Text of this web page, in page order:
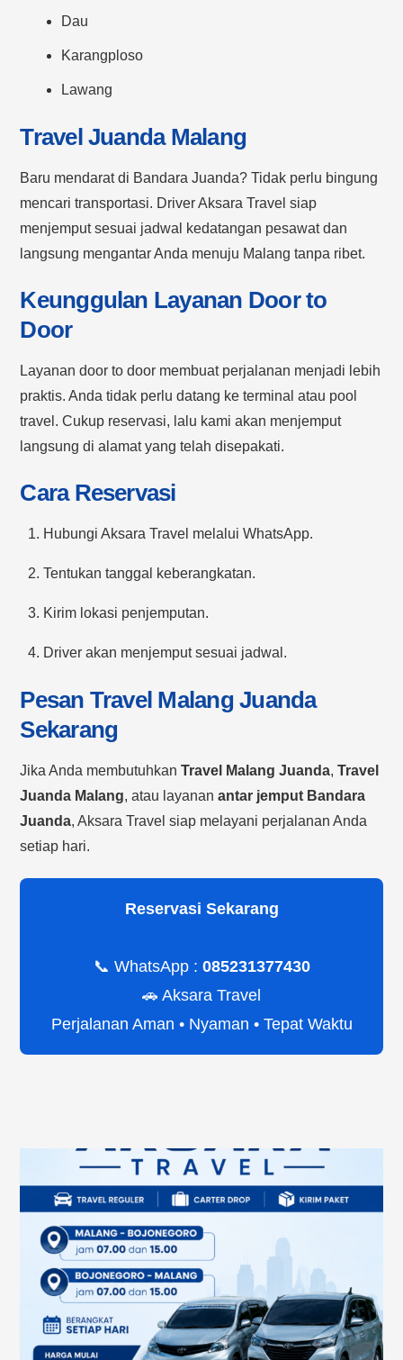
Dau
Karangploso
Lawang
Travel Juanda Malang
Baru mendarat di Bandara Juanda? Tidak perlu bingung
mencari transportasi. Driver Aksara Travel siap
menjemput sesuai jadwal kedatangan pesawat dan
langsung mengantar Anda menuju Malang tanpa ribet.
Keunggulan Layanan Door to
Door
Layanan door to door membuat perjalanan menjadi lebih
praktis. Anda tidak perlu datang ke terminal atau pool
travel. Cukup reservasi, lalu kami akan menjemput
langsung di alamat yang telah disepakati.
Cara Reservasi
Hubungi Aksara Travel melalui WhatsApp.
Tentukan tanggal keberangkatan.
Kirim lokasi penjemputan.
Driver akan menjemput sesuai jadwal.
Pesan Travel Malang Juanda
Sekarang
Jika Anda membutuhkanTravel Malang Juanda,Travel
Juanda Malang, atau layananantar jemput Bandara
Juanda, Aksara Travel siap melayani perjalanan Anda
setiap hari.
Reservasi Sekarang
📞 WhatsApp : 085231377430
🚗 Aksara Travel
Perjalanan Aman • Nyaman • Tepat Waktu